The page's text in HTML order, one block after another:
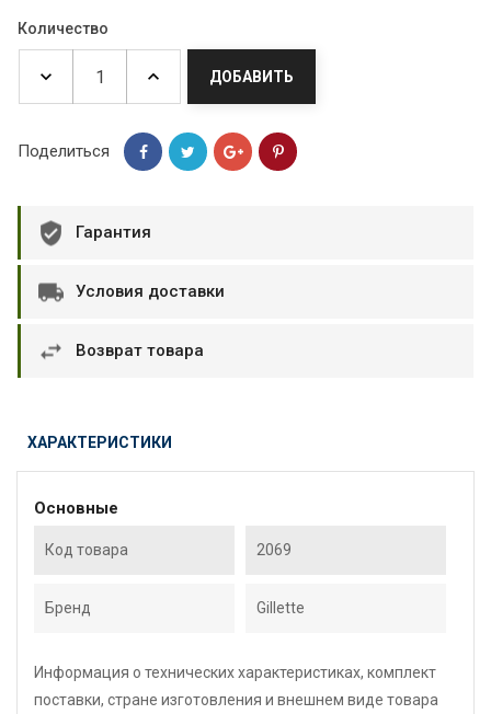
Количество
ДОБАВИТЬ
Поделиться
Гарантия
Условия доставки
Возврат товара
ХАРАКТЕРИСТИКИ
Основные
Код товара 2069
Бренд Gillette
Информация о технических характеристиках, комплект
поставки, стране изготовления и внешнем виде товара